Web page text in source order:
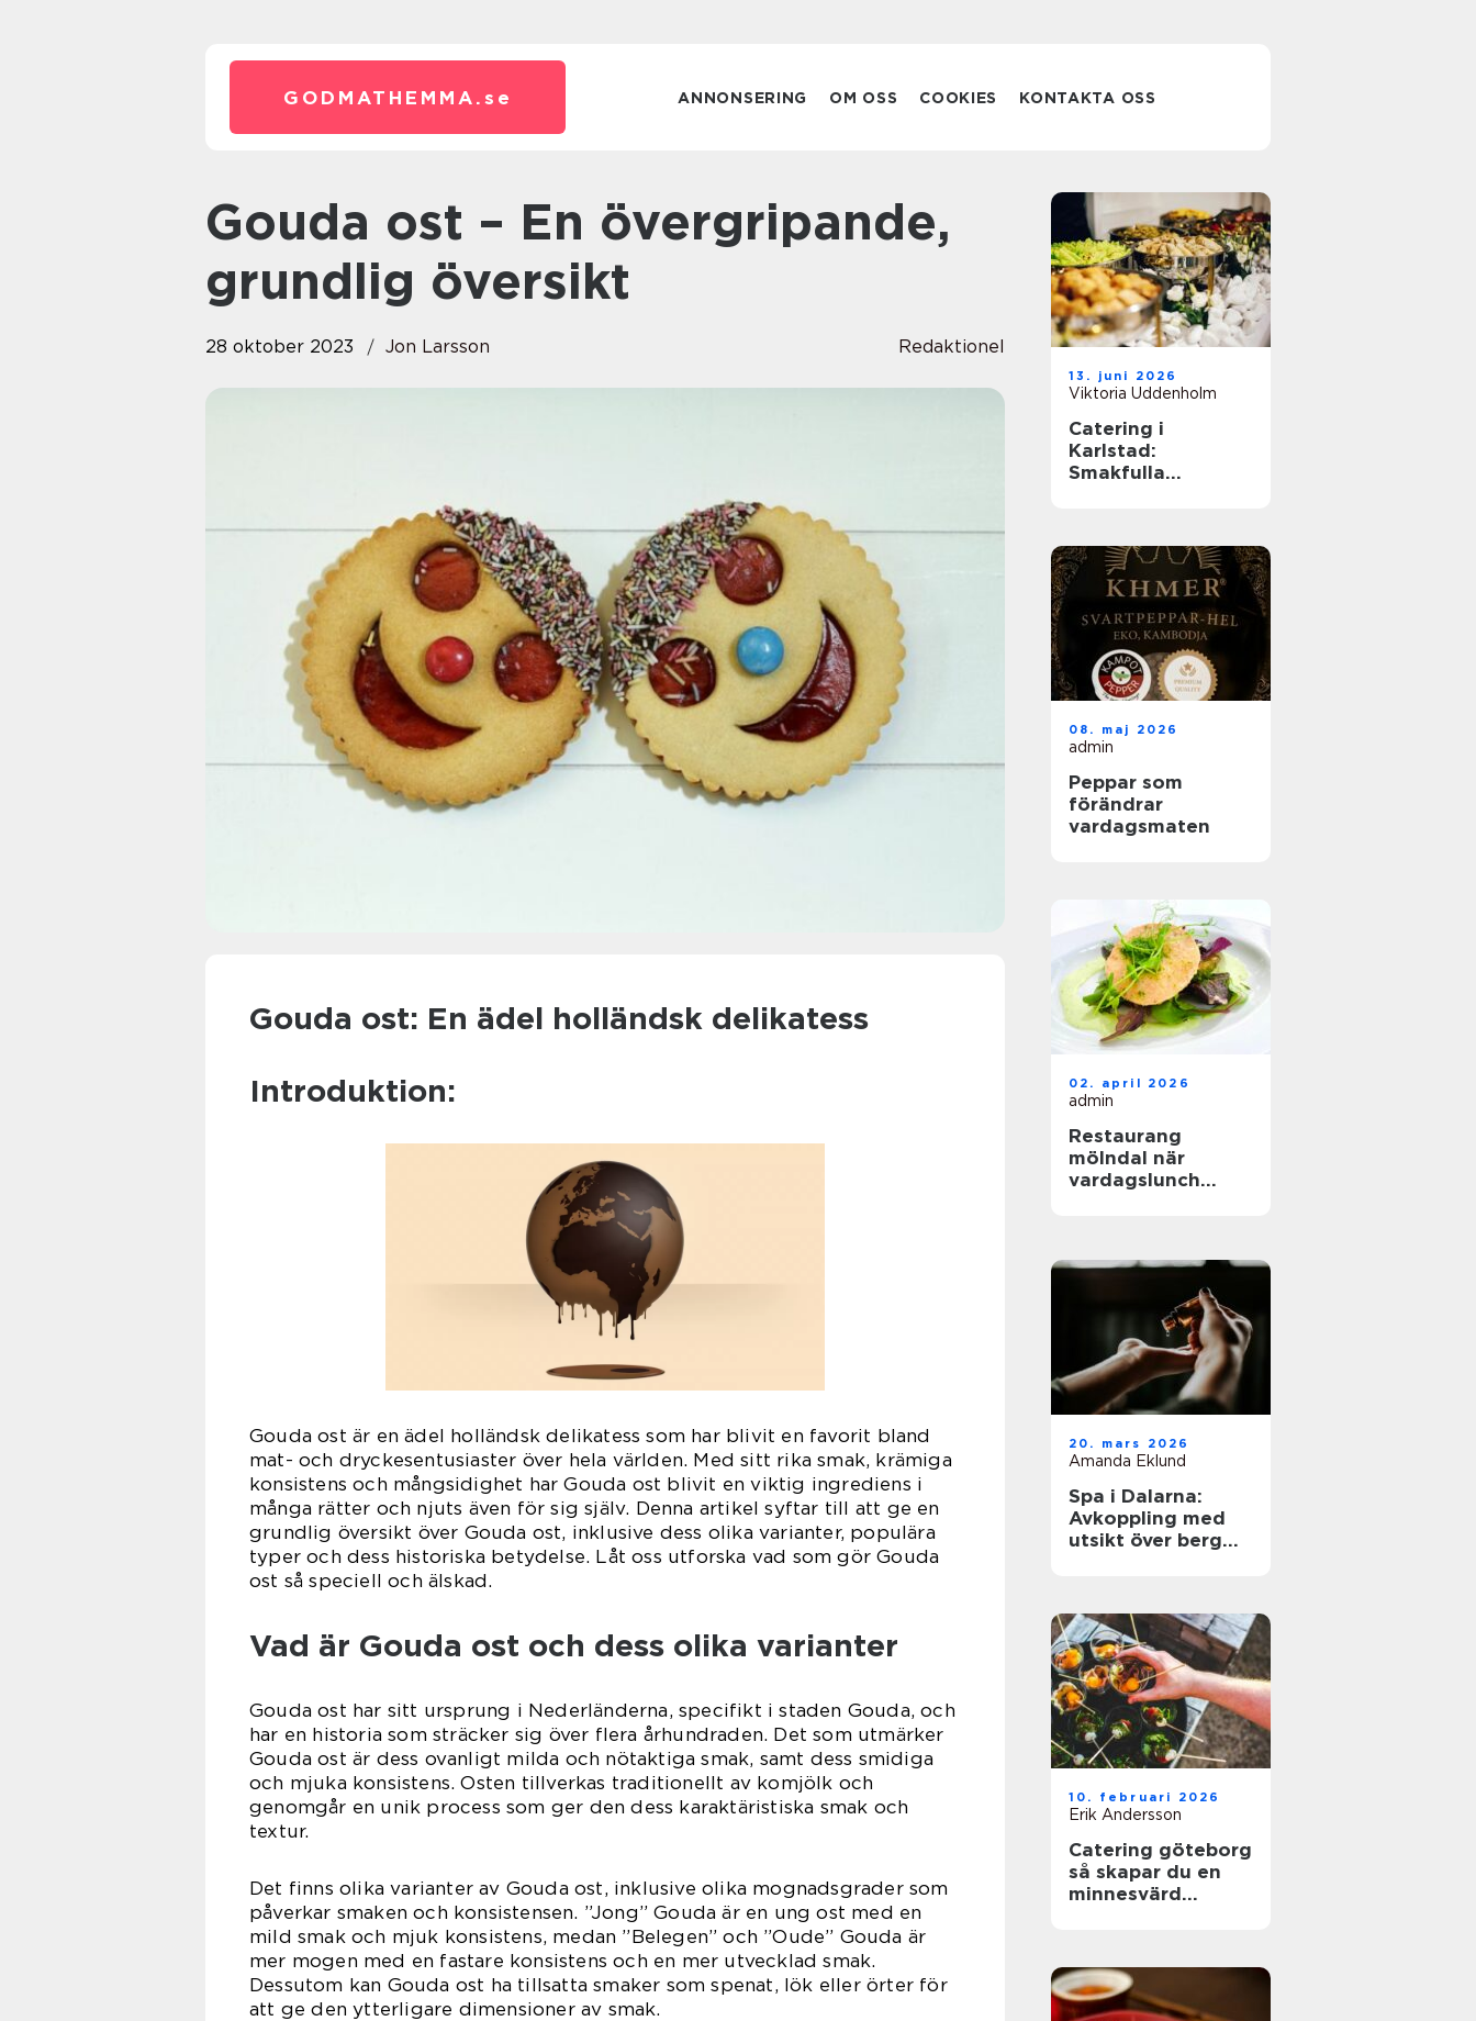
GODMATHEMMA. se ANNONSERING OM OSS COOKIES KONTAKTA OSS
Gouda ost – En övergripande,
grundlig översikt
28 oktober 2023 Jon Larsson Redaktionel
Gouda ost: En ädel holländsk delikatess
Introduktion:
Gouda ost är en ädel holländsk delikatess som har blivit en favorit bland
mat- och dryckesentusiaster över hela världen. Med sitt rika smak, krämiga
konsistens och mångsidighet har Gouda ost blivit en viktig ingrediens i
många rätter och njuts även för sig själv. Denna artikel syftar till att ge en
grundlig översikt över Gouda ost, inklusive dess olika varianter, populära
typer och dess historiska betydelse. Låt oss utforska vad som gör Gouda
ost så speciell och älskad.
Vad är Gouda ost och dess olika varianter
Gouda ost har sitt ursprung i Nederländerna, specifikt i staden Gouda, och
har en historia som sträcker sig över flera århundraden. Det som utmärker
Gouda ost är dess ovanligt milda och nötaktiga smak, samt dess smidiga
och mjuka konsistens. Osten tillverkas traditionellt av komjölk och
genomgår en unik process som ger den dess karaktäristiska smak och
textur.
Det finns olika varianter av Gouda ost, inklusive olika mognadsgrader som
påverkar smaken och konsistensen. ”Jong” Gouda är en ung ost med en
mild smak och mjuk konsistens, medan ”Belegen” och ”Oude” Gouda är
mer mogen med en fastare konsistens och en mer utvecklad smak.
Dessutom kan Gouda ost ha tillsatta smaker som spenat, lök eller örter för
att ge den ytterligare dimensioner av smak.
13. juni 2026
Viktoria Uddenholm
Catering i
Karlstad:
Smakfulla
08. maj 2026
admin
Peppar som
förändrar
vardagsmaten
02. april 2026
admin
Restaurang
mölndal när
vardagslunch
20. mars 2026
Amanda Eklund
Spa i Dalarna:
Avkoppling med
utsikt över berg
10. februari 2026
Erik Andersson
Catering göteborg
så skapar du en
minnesvärd